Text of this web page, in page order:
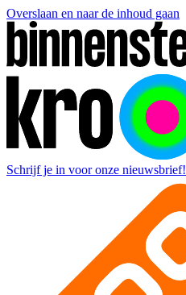
Overslaan en naar de inhoud gaan
Schrijf je in voor onze nieuwsbrief!